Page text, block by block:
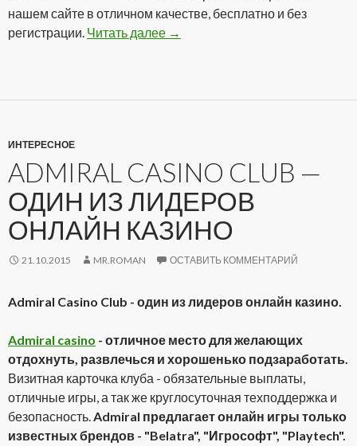
нашем сайте в отличном качестве, бесплатно и без
регистрации. Читать далее Сериал Звездный путь:
→
ИНТЕРЕСНОЕ
ADMIRAL CASINO CLUB —
ОДИН ИЗ ЛИДЕРОВ
ОНЛАЙН КАЗИНО
21.10.2015 MR.ROMAN ОСТАВИТЬ КОММЕНТАРИЙ
Admiral Casino Club - один из лидеров онлайн казино.
Admiral casino - отличное место для желающих
отдохнуть, развлечься и хорошенько подзаработать.
Визитная карточка клуба - обязательные выплаты,
отличные игры, а так же круглосуточная техподдержка и
безопасность.Admiral предлагает онлайн игры только
известных брендов - "Belatra", "Игрософт", "Playtech".